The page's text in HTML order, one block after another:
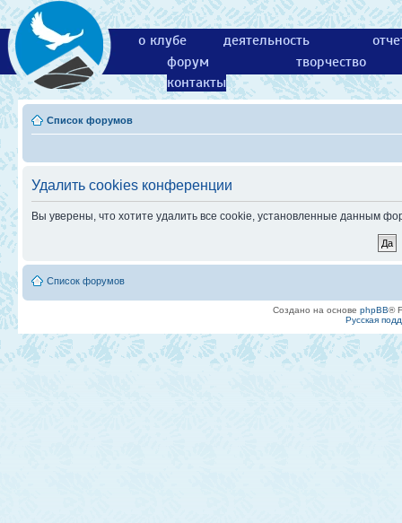
о клубе деятельность
форум
творчество
контакты
Список форумов
Удалить cookies конференции
Вы уверены, что хотите удалить все cookie, установленные данным
Список форумов
Создано на основе phpBB®
Русская